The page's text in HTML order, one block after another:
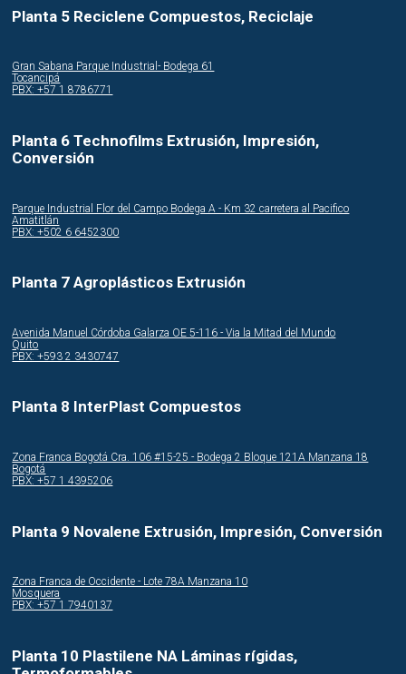
Planta 5 Reciclene Compuestos, Reciclaje
Gran Sabana Parque Industrial- Bodega 61
Tocancipá
PBX: +57 1 8786771
Planta 6 Technofilms Extrusión, Impresión,
Conversión
Parque Industrial Flor del Campo Bodega A - Km 32 carretera al Pacifico
Amatitlán
PBX: +502 6 6452300
Planta 7 Agroplásticos Extrusión
Avenida Manuel Córdoba Galarza OE 5-116 - Via la Mitad del Mundo
Quito
PBX: +593 2 3430747
Planta 8 InterPlast Compuestos
Zona Franca Bogotá Cra. 106 #15-25 - Bodega 2 Bloque 121A Manzana 18
Bogotá
PBX: +57 1 4395206
Planta 9 Novalene Extrusión, Impresión, Conversión
Zona Franca de Occidente - Lote 78A Manzana 10
Mosquera
PBX: +57 1 7940137
Planta 10 Plastilene NA Láminas rígidas,